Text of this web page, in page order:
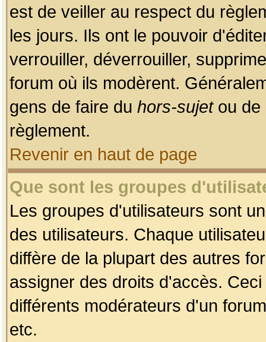
est de veiller au respect du
les jours. Ils ont le pouvoir
verrouiller, déverrouiller,
forum où ils modèrent.
gens de faire du hors-sujetou de
règlement.
Revenir en haut de page
Que sont les groupes
Les groupes d'utilisateurs sont
des utilisateurs. Chaque
diffère de la plupart des autres
assigner des droits d'accès.
différents modérateurs d'un
etc.